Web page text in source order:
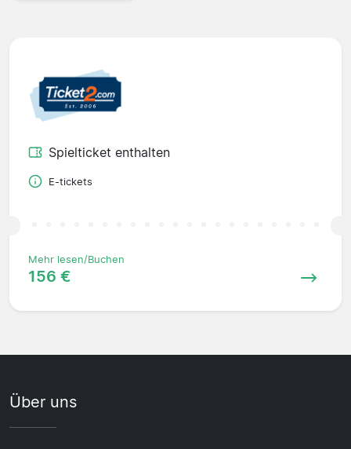
Spielticket enthalten
E-tickets
Mehr lesen/Buchen
156 €
Über uns